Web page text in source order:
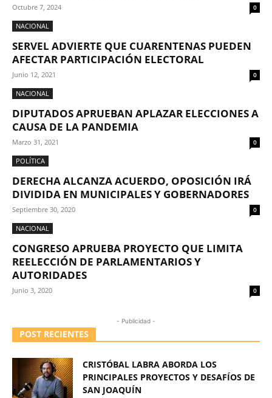
Octubre 7, 2024 0
NACIONAL
SERVEL ADVIERTE QUE CUARENTENAS PUEDEN
AFECTAR PARTICIPACIÓN ELECTORAL
Junio 12, 2021 0
NACIONAL
DIPUTADOS APRUEBAN APLAZAR ELECCIONES A
CAUSA DE LA PANDEMIA
Marzo 31, 2021 0
POLÍTICA
DERECHA ALCANZA ACUERDO, OPOSICIÓN IRÁ
DIVIDIDA EN MUNICIPALES Y GOBERNADORES
Septiembre 30, 2020 0
NACIONAL
CONGRESO APRUEBA PROYECTO QUE LIMITA
REELECCIÓN DE PARLAMENTARIOS Y
AUTORIDADES
Junio 3, 2020 0
- Publicidad -
POST RECIENTES
CRISTÓBAL LABRA ABORDA LOS
PRINCIPALES PROYECTOS Y DESAFÍOS DE
SAN JOAQUÍN